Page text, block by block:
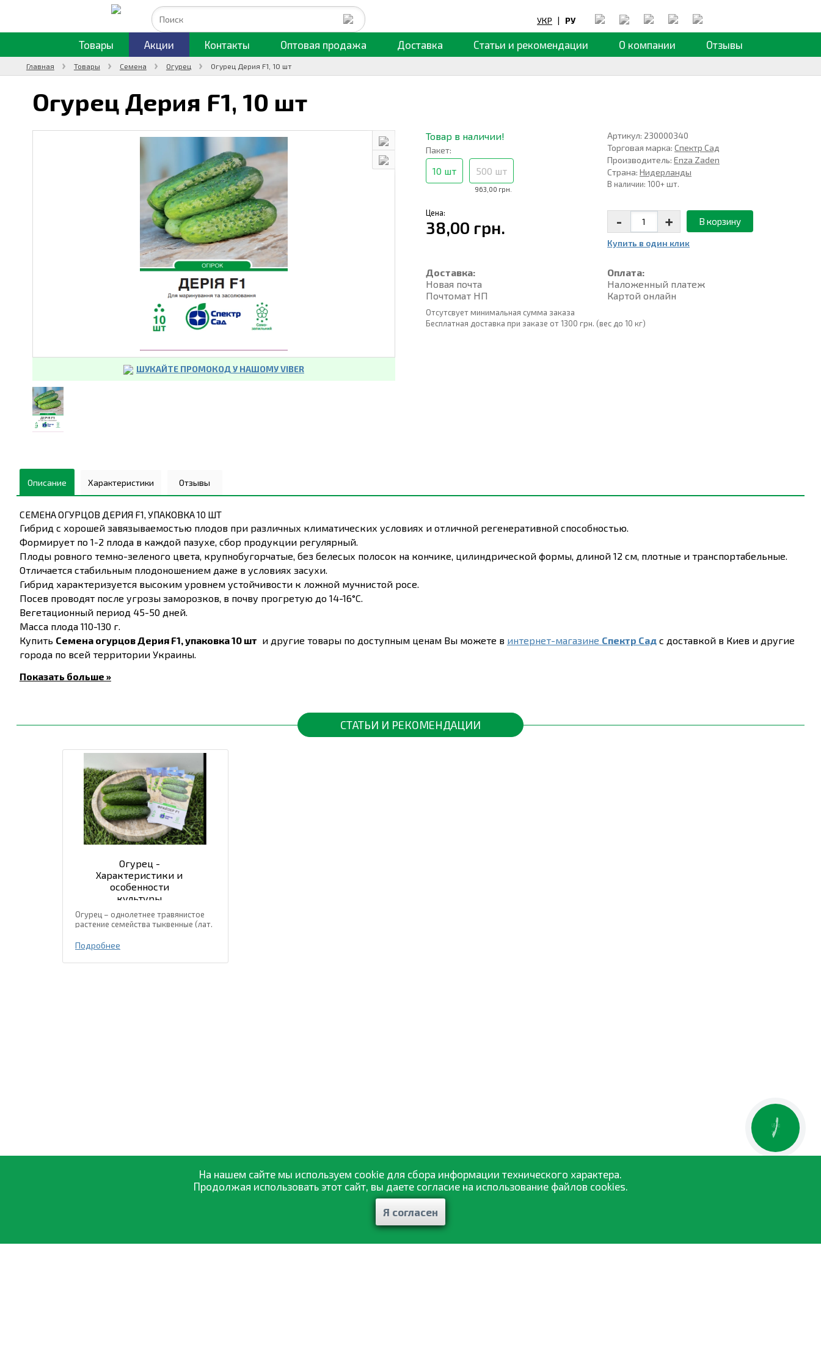
УКР | РУ
Товары Акции Контакты Оптовая продажа Доставка Статьи и рекомендации О компании Отзывы
Главная Товары Семена Огурец Огурец Дерия F1, 10 шт
Огурец Дерия F1, 10 шт
ШУКАЙТЕ ПРОМОКОД У НАШОМУ VIBER
Товар в наличии!
Пакет:
10 шт
963,00 грн.
500 шт
Артикул: 230000340
Торговая марка:Спектр Сад
Производитель:Enza Zaden
Страна:Нидерланды
В наличии: 100+ шт.
Цена:
38,00 грн. - + В корзину
Купить в один клик
Доставка:
Новая почта
Почтомат НП
Оплата:
Наложенный платеж
Картой онлайн
Отсутсвует минимальная сумма заказа
Бесплатная доставка при заказе от 1300 грн. (вес до 10 кг)
Описание Характеристики Отзывы
СЕМЕНА ОГУРЦОВ ДЕРИЯ F1, УПАКОВКА 10 ШТ
Гибрид с хорошей завязываемостью плодов при различных климатических условиях и отличной регенеративной способностью.
Формирует по 1-2 плода в каждой пазухе, сбор продукции регулярный.
Плоды ровного темно-зеленого цвета, крупнобугорчатые, без белесых полосок на кончике, цилиндрической формы, длиной 12 см, плотные и транспортабельные.
Отличается стабильным плодоношением даже в условиях засухи.
Гибрид характеризуется высоким уровнем устойчивости к ложной мучнистой росе.
Посев проводят после угрозы заморозков, в почву прогретую до 14-16°C.
Вегетационный период 45-50 дней.
Масса плода 110-130 г.
Купить Семена огурцов Дерия F1, упаковка 10 шт и другие товары по доступным ценам Вы можете в интернет-магазине Спектр Сад с доставкой в Киев и другие
города по всей территории Украины.
Показать больше »
СТАТЬИ И РЕКОМЕНДАЦИИ
Огурец -
Характеристики и
особенности
культуры
Огурец – однолетнее травянистое
растение семейства тыквенные (лат.
происхождения огурца есть
тропические и субтропические
регионы Юго-Восточной Азии, где и
Подробнее
На нашем сайте мы используем cookie для сбора информации технического характера.
Продолжая использовать этот сайт, вы даете согласие на использование файлов cookies.
Я согласен
КНОПКА
ЗВ'ЯЗКУ